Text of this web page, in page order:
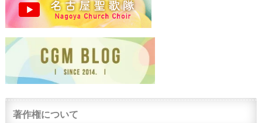
著作権について